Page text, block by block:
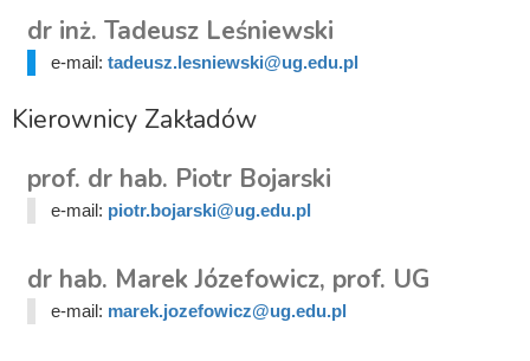
dr inż. Tadeusz Leśniewski
e-mail: tadeusz.lesniewski@ug.edu.pl
Kierownicy Zakładów
prof. dr hab. Piotr Bojarski
e-mail: piotr.bojarski@ug.edu.pl
dr hab. Marek Józefowicz, prof. UG
e-mail: marek.jozefowicz@ug.edu.pl